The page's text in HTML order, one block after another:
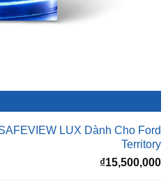
LUX Dành Cho Ford
Territory
₫15,500,000